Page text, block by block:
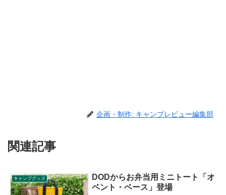
企画・制作: キャンプレビュー編集部
関連記事
キャンプグッズ
DODからお弁当用ミニトート「オ
ベント・ベース」登場